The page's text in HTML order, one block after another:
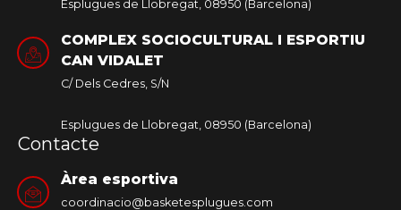
Esplugues de Llobregat, 08950 (Barcelona)
COMPLEX SOCIOCULTURAL I ESPORTIU
CAN VIDALET
C/ Dels Cedres, S/N
Esplugues de Llobregat, 08950 (Barcelona)
Contacte
Àrea esportiva
coordinacio@basketesplugues.com